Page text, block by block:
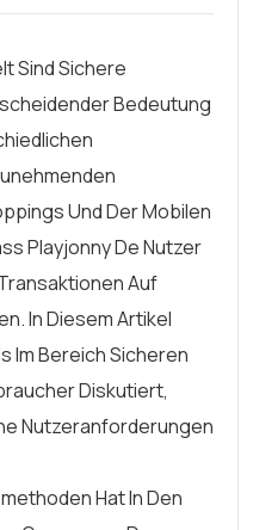
Sind Sichere
Bedeutung
Und Der Mobilen
Playjonny DeNutzer
Auf
In Diesem Artikel
Im Bereich Sicheren
Diskutiert,
Nutzeranforderungen
Hat In Den